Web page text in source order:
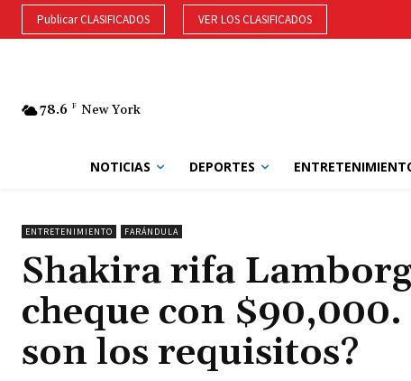
Publicar CLASIFICADOS VER LOS CLASIFICADOS
78.6 F New York
NOTICIAS DEPORTES
ENTRETENIMIENTO FARÁNDULA
Shakira rifa
cheque con
son los requisitos?